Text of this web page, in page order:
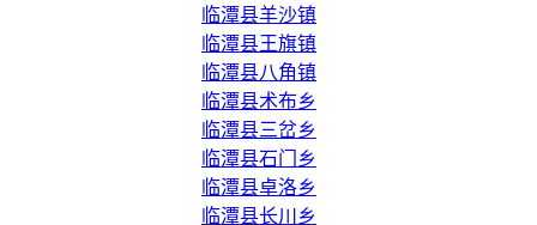
临潭县羊沙镇
临潭县王旗镇
临潭县八角镇
临潭县术布乡
临潭县三岔乡
临潭县石门乡
临潭县卓洛乡
临潭县长川乡